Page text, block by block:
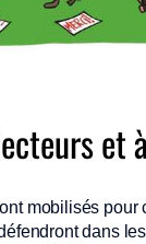
et
mobilisés pour
dans